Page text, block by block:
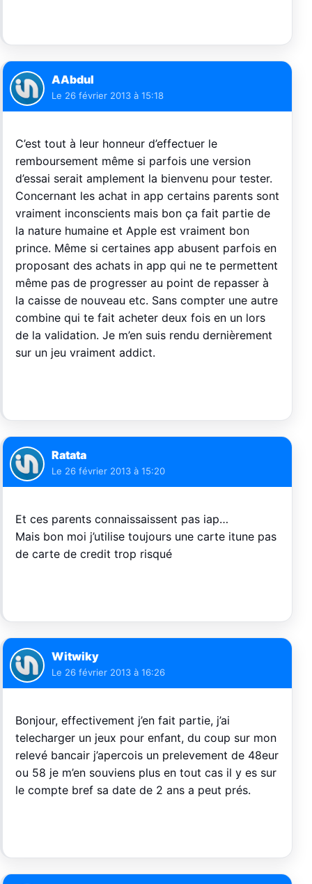
AAbdul
Le 26 février 2013 à 15:18
C’est tout à leur honneur d’effectuer le
remboursement même si parfois une version
d’essai serait amplement la bienvenu pour tester.
Concernant les achat in app certains parents sont
vraiment inconscients mais bon ça fait partie de
la nature humaine et Apple est vraiment bon
prince. Même si certaines app abusent parfois en
proposant des achats in app qui ne te permettent
même pas de progresser au point de repasser à
la caisse de nouveau etc. Sans compter une autre
combine qui te fait acheter deux fois en un lors
de la validation. Je m’en suis rendu dernièrement
sur un jeu vraiment addict.
Ratata
Le 26 février 2013 à 15:20
Et ces parents connaissaissent pas iap…
Mais bon moi j’utilise toujours une carte itune pas
de carte de credit trop risqué
Witwiky
Le 26 février 2013 à 16:26
Bonjour, effectivement j’en fait partie, j’ai
telecharger un jeux pour enfant, du coup sur mon
relevé bancair j’apercois un prelevement de 48eur
ou 58 je m’en souviens plus en tout cas il y es sur
le compte bref sa date de 2 ans a peut prés.